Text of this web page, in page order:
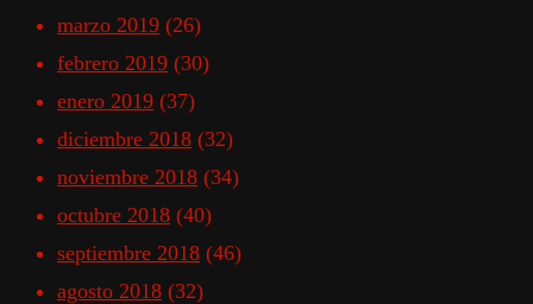
marzo 2019 (26)
febrero 2019 (30)
enero 2019 (37)
diciembre 2018 (32)
noviembre 2018 (34)
octubre 2018 (40)
septiembre 2018 (46)
agosto 2018 (32)